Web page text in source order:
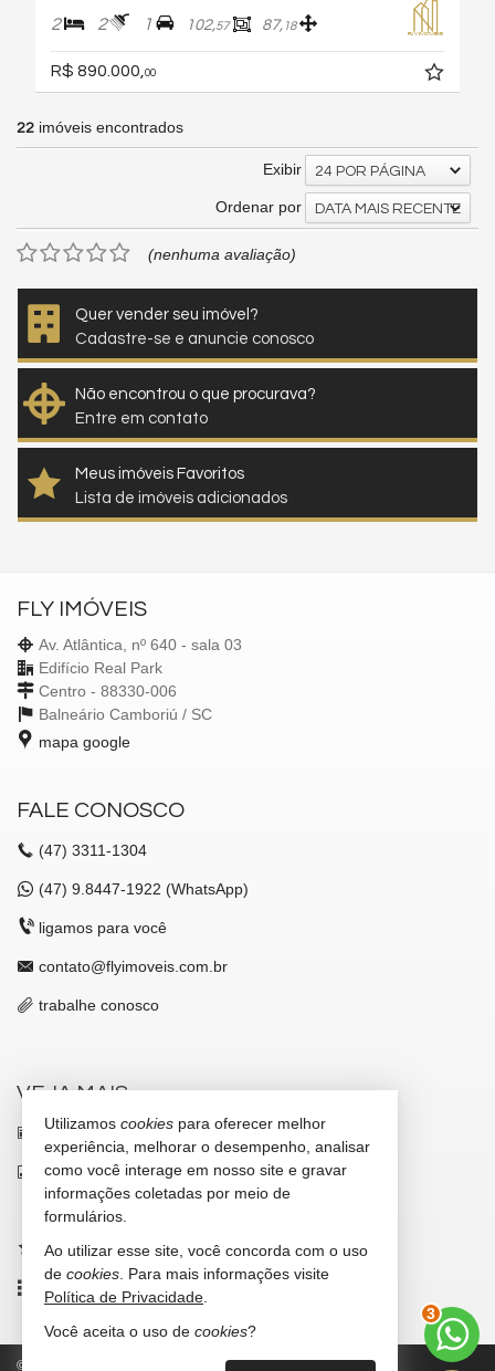
2 2 1 102,57 87, 18
R$ 890.000, 00
22 imóveis encontrados
Exibir 24 POR PÁGINA
Ordenar por DATA MAIS RECENTE
(nenhuma avaliação)
Quer vender seu imóvel?
Cadastre-se e anuncie conosco
Não encontrou o que procurava?
Entre em contato
Meus imóveis Favoritos
Lista de imóveis adicionados
FLY IMÓVEIS
Av. Atlântica, nº 640 - sala 03
Edifício Real Park
Centro - 88330-006
Balneário Camboriú / SC
mapa google
FALE CONOSCO
(47) 3311-1304
(47) 9.8447-1922 (WhatsApp)
ligamos para você
contato@flyimoveis.com.br
trabalhe conosco
VEJA MAIS
receba nosso newsletter
indicadores financeiros
cadastre seu imóvel
imóveis favoritos
mapa de imóveis
© Política de Privacidade
3
Utilizamos cookies para oferecer melhor
experiência, melhorar o desempenho, analisar
como você interage em nosso site e gravar
informações coletadas por meio de
formulários.
Ao utilizar esse site, você concorda com o uso
de cookies . Para mais informações visite
Política de Privacidade
Você aceita o uso de cookies?